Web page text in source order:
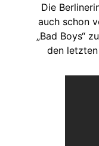
Die
auch schon
„Bad Boys“
den